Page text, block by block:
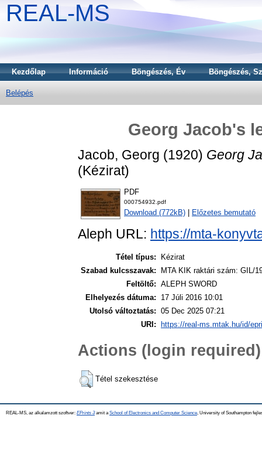
REAL-MS
Kezdőlap Információ Böngészés, Év Böngészés,
Belépés
Georg Jacob's
Jacob, Georg (1920) Georg
(Kézirat)
PDF
000754932.pdf
Download (772kB) Előzetes bemutató
Aleph URL: https://mta-
Tétel típus:
Kézirat
Szabad kulcsszavak:
MTA KIK raktári szám: GIL/
Feltöltő: ALEPH SWORD
Elhelyezés dátuma:
17 Júli 2016 10:01
Utolsó változtatás: 05 Dec 2025 07:21
URI:
https://real-ms.mtak.hu/id/
Actions (login required)
Tétel szekesztése
REAL-MS, az alkalamzott szoftver: EPrints 3amit a School of Electronics and Computer Science , University of Southampton